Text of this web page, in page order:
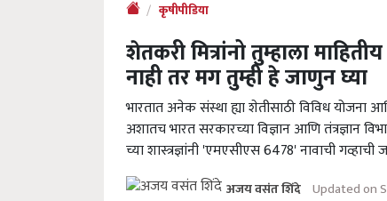
कृषीपीडिया
शेतकरी मित्रांनो तुम्हाला
नाही तर मग तुम्ही हे जाणुन घ्या
भारतात अनेक संस्था ह्या शेतीसाठी विविध योजना
अशातच भारत सरकारच्या विज्ञान आणि तंत्रज्ञान
च्या शास्त्रज्ञांनी 'एमएसीएस 6478' नावाची
अजय वसंत शिंदे Updated on